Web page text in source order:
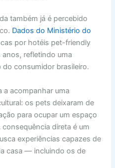
também já é percebido
Dados do Ministério do
por hotéis pet-friendly
refletindo uma
consumidor brasileiro.
a acompanhar uma
os pets deixaram de
para ocupar um espaço
direta é um
experiências capazes de
casa — incluindo os de